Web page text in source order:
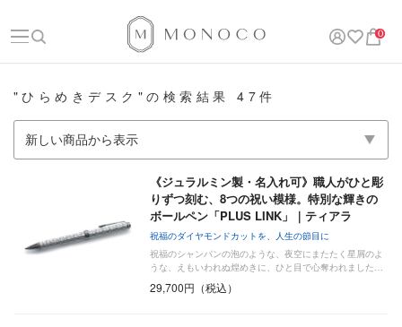
0
"ひらめきデスク"の検索結果 47件
《ジュラルミン製・名入れ可》職人がひと彫
りずつ刻む、8つの祝い模様。特別な輝きの
ボールペン「PLUS LINK」｜ティアラ
祝福のダイヤモンドカットを、人生の節目に
祝福のシャンパンの泡のような、夜空にまたたく星屑のよ
うな、えもいわれぬ煌めきに、ひと目で心奪われました…
29,700円（税込）